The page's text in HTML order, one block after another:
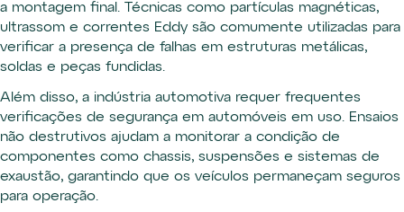
a montagem final. Técnicas como partículas magnéticas,
ultrassom e correntes Eddy são comumente utilizadas para
verificar a presença de falhas em estruturas metálicas,
soldas e peças fundidas.
Além disso, a indústria automotiva requer frequentes
verificações de segurança em automóveis em uso. Ensaios
não destrutivos ajudam a monitorar a condição de
componentes como chassis, suspensões e sistemas de
exaustão, garantindo que os veículos permaneçam seguros
para operação.